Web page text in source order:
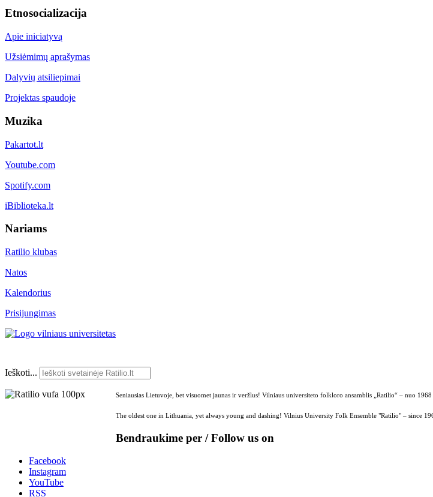
Etnosocializacija
Apie iniciatyvą
Užsiėmimų aprašymas
Dalyvių atsiliepimai
Projektas spaudoje
Muzika
Pakartot.lt
Youtube.com
Spotify.com
iBiblioteka.lt
Nariams
Ratilio klubas
Natos
Kalendorius
Prisijungimas
Ieškoti...
Seniausias Lietuvoje, bet visuomet jaunas ir veržlus! Vilniaus universiteto folkloro ansamblis „Ratilio“ – nuo 1968
The oldest one in Lithuania, yet always young and dashing! Vilnius University Folk Ensemble "Ratilio" – since
Bendraukime per / Follow us on
Facebook
Instagram
YouTube
RSS